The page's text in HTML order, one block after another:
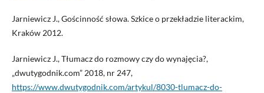
Jarniewicz J., Gościnność słowa. Szkice o przekładzie literackim,
Kraków 2012.
Jarniewicz J., Tłumacz do rozmowy czy do wynajęcia?,
„dwutygodnik.com” 2018, nr 247,
https://www.dwutygodnik.com/artykul/8030-tlumacz-do-